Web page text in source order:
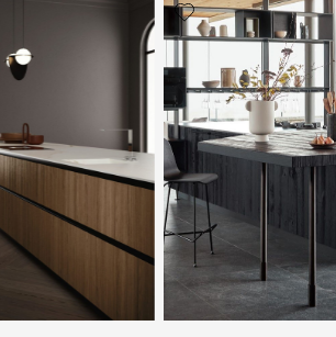
политикой персональных данных